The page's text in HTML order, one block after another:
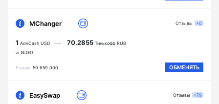
MChanger
1 AdvCash USD
от 36.2893
70.2855 Тинькофф RUB
Резерв 59 659 000 ОБМЕНЯТЬ
Отзывы +0
EasySwap Отзывы +79